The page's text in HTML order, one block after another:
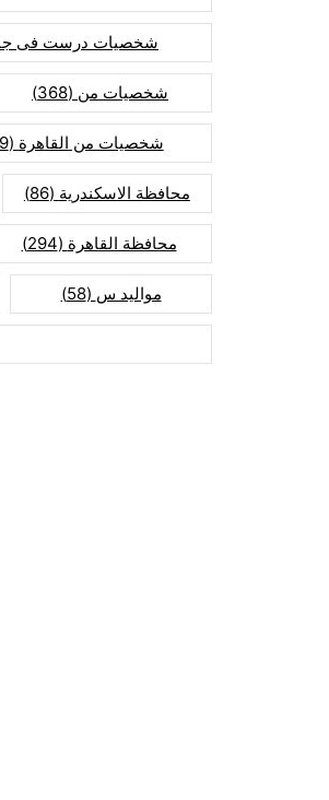
شخصيات درست فى
شخصيات من (368)
شخصيات من القاهرة (129)
محافظة الاسكندرية (86)
محافظة القاهرة (294)
مواليد س (58)